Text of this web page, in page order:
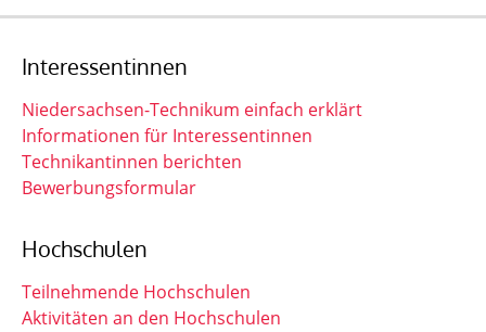
Interessentinnen
Niedersachsen-Technikum einfach erklärt
Informationen für Interessentinnen
Technikantinnen berichten
Bewerbungsformular
Hochschulen
Teilnehmende Hochschulen
Aktivitäten an den Hochschulen